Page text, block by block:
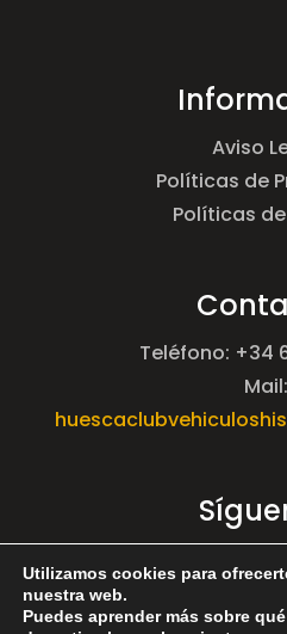
Aviso
Políticas de
Políticas
Teléfono: +34
Mail:
Utilizamos cookies para
nuestra web.
Puedes aprender más sobre